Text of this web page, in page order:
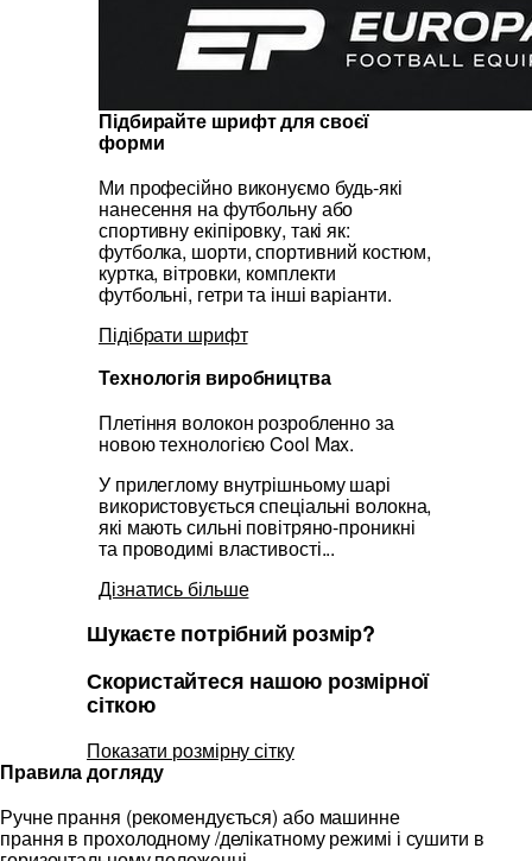
Підбирайте шрифт для своєї
форми
Ми професійно виконуємо будь-які
нанесення на футбольну або
спортивну екіпіровку, такі як:
футболка, шорти, спортивний костюм,
куртка, вітровки, комплекти
футбольні, гетри та інші варіанти.
Підібрати шрифт
Технологія виробництва
Плетіння волокон розробленно за
новою технологією Cool Max.
У прилеглому внутрішньому шарі
використовується спеціальні волокна,
які мають сильні повітряно-проникні
та проводимі властивості...
Дізнатись більше
Шукаєте потрібний розмір?
Скористайтеся нашою розмірної
сіткою
Показати розмірну сітку
Правила догляду
Ручне прання (рекомендується) або машинне
прання в прохолодному /делікатному режимі і сушити в